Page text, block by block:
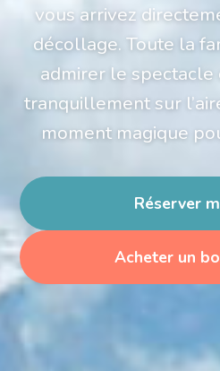
vous arrivez
décollage. Toute la
admirer le
tranquillement sur
moment magique
Réserver
Acheter un